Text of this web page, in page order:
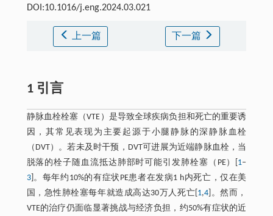
DOI:10.1016/j.eng.2024.03.021
上一篇 下一篇
1 引言
静脉血栓栓塞（VTE）是导致全球疾病负担和死亡的重要诱
因，其常见表现为主要起源于小腿静脉的深静脉血栓
（DVT）。若未及时干预，DVT可进展为近端静脉血栓，当
脱落的栓子随血流抵达肺部时可能引发肺栓塞（PE）[ 1‒
3]。每年约10%的有症状PE患者在发病1 h内死亡，仅在美
国，急性肺栓塞每年就造成高达30万人死亡[ 1,4 ]。然而，
VTE的治疗仍面临显著挑战与经济负担，约50%有症状的近